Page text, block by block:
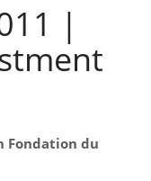
|
Fondation du